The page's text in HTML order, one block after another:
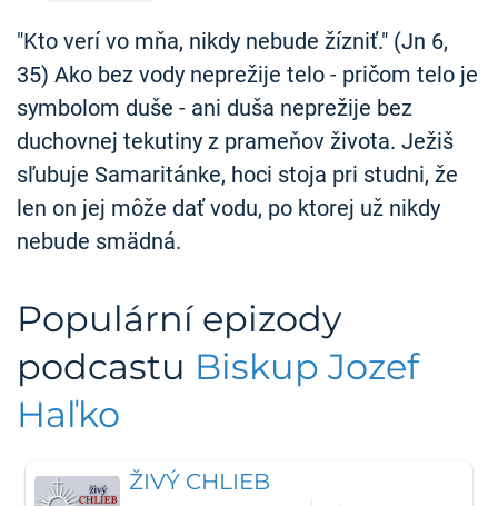
"Kto verí vo mňa, nikdy nebude žízniť." (Jn 6,
35) Ako bez vody neprežije telo - pričom telo je
symbolom duše - ani duša neprežije bez
duchovnej tekutiny z prameňov života. Ježiš
sľubuje Samaritánke, hoci stoja pri studni, že
len on jej môže dať vodu, po ktorej už nikdy
nebude smädná.
Populární epizody
podcastu Biskup Jozef
Haľko
ŽIVÝ CHLIEB